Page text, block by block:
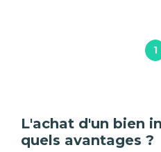
1
L'achat d'un bien
quels avantages ?